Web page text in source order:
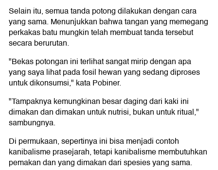
Selain itu, semua tanda potong dilakukan dengan cara
yang sama. Menunjukkan bahwa tangan yang memegang
perkakas batu mungkin telah membuat tanda tersebut
secara berurutan.
"Bekas potongan ini terlihat sangat mirip dengan apa
yang saya lihat pada fosil hewan yang sedang diproses
untuk dikonsumsi," kata Pobiner.
"Tampaknya kemungkinan besar daging dari kaki ini
dimakan dan dimakan untuk nutrisi, bukan untuk ritual,"
sambungnya.
Di permukaan, sepertinya ini bisa menjadi contoh
kanibalisme prasejarah, tetapi kanibalisme membutuhkan
pemakan dan yang dimakan dari spesies yang sama.